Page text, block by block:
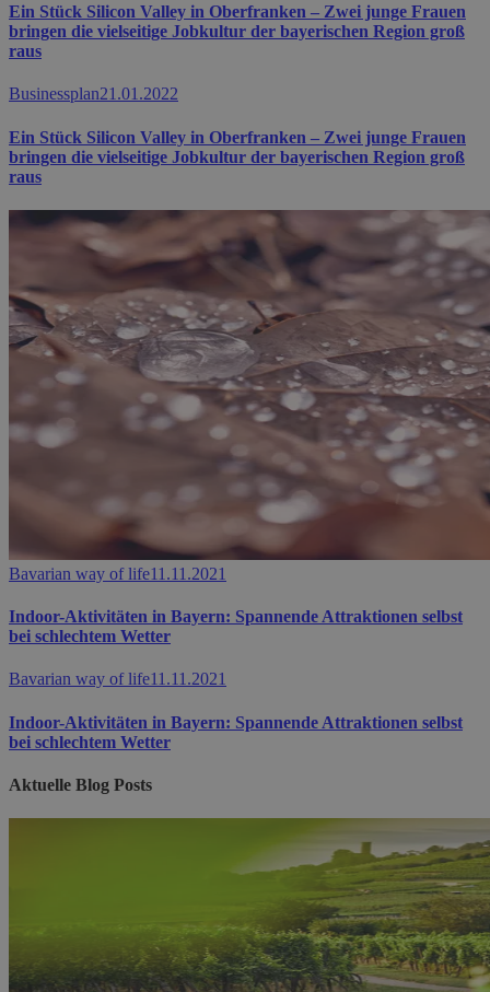
Ein Stück Silicon Valley in Oberfranken – Zwei junge Frauen
bringen die vielseitige Jobkultur der bayerischen Region groß
raus
Businessplan21.01.2022
Ein Stück Silicon Valley in Oberfranken – Zwei junge Frauen
bringen die vielseitige Jobkultur der bayerischen Region groß
raus
Bavarian way of life11.11.2021
Indoor-Aktivitäten in Bayern: Spannende Attraktionen selbst
bei schlechtem Wetter
Bavarian way of life11.11.2021
Indoor-Aktivitäten in Bayern: Spannende Attraktionen selbst
bei schlechtem Wetter
Aktuelle Blog Posts